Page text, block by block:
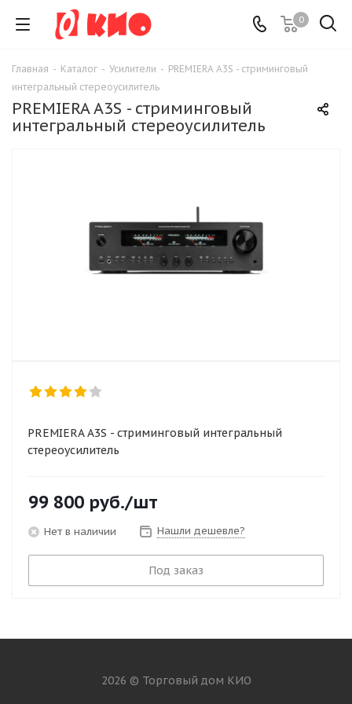
0
Главная - Каталог - Усилители - PREMIERA A3S - стриминговый
интегральный стереоусилитель
PREMIERA A3S - стриминговый
интегральный стереоусилитель
PREMIERA A3S - стриминговый интегральный
стереоусилитель
99 800 руб./шт
Нет в наличии Нашли дешевле?
Под заказ
2026 © Торговый дом КИО